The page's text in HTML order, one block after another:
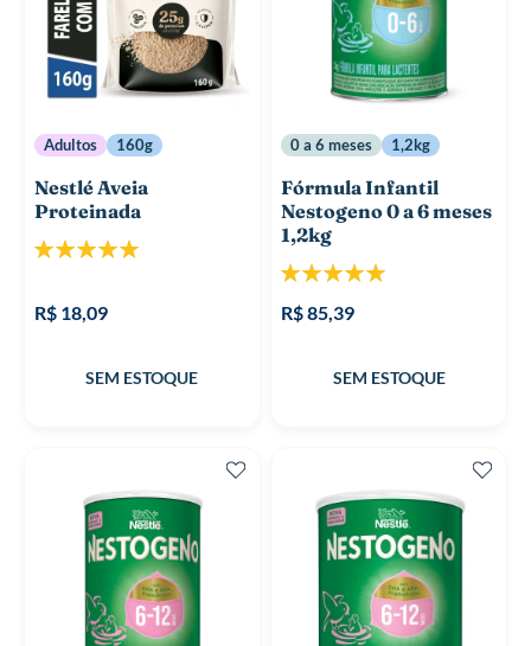
Adultos 160g
Nestlé Aveia
Proteinada
Classificação:
R$ 18,09
0 a 6 meses 1,2kg
Fórmula Infantil
Nestogeno 0 a 6 meses
1,2kg
Classificação:
R$ 85,39